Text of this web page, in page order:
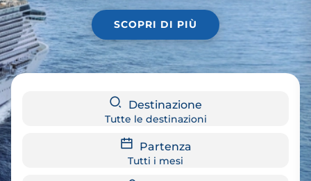
SCOPRI DI PIÙ
Destinazione
Tutte le destinazioni
Partenza
Tutti i mesi